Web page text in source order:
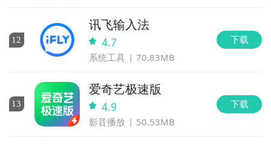
12
讯飞输入法
4.7
系统工具 70.83MB
下载
13
爱奇艺极速版
4.9
影音播放 50.53MB
下载